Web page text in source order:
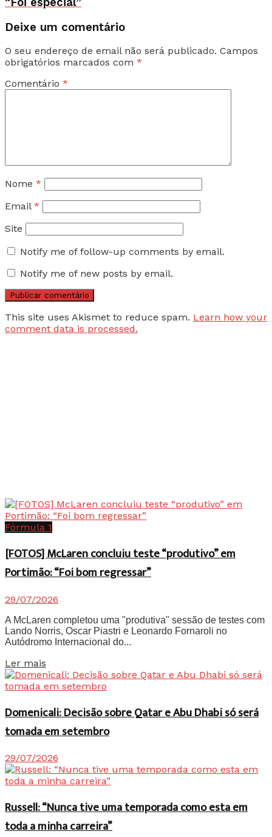
Deixe um comentário
O seu endereço de email não será publicado. Campos
obrigatórios marcados com *
Comentário *
Nome *
Email *
Site
Notify me of follow-up comments by email.
Notify me of new posts by email.
This site uses Akismet to reduce spam. Learn how your
comment data is processed.
Fórmula 1
[FOTOS] McLaren concluiu teste “produtivo” em
Portimão: “Foi bom regressar”
29/07/2026
A McLaren completou uma "produtiva" sessão de testes com
Lando Norris, Oscar Piastri e Leonardo Fornaroli no
Autódromo Internacional do...
Ler mais
Domenicali: Decisão sobre Qatar e Abu Dhabi só será
tomada em setembro
29/07/2026
Russell: “Nunca tive uma temporada como esta em
toda a minha carreira”